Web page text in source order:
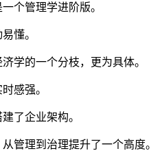
个管理学进阶版。
懂。
学的一个分枝，更为具体。
感强。
了企业架构。
管理到治理提升了一个高度。